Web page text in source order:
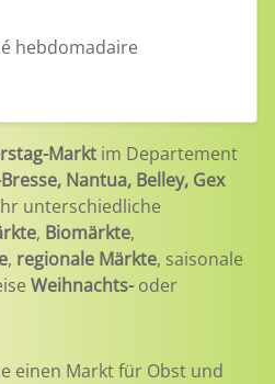
hebdomadaire
Markt im Departement
Nantua, Belley, Gex
unterschiedliche
, Biomärkte,
, regionale Märkte, saisonale
Weihnachts- oder
einen Markt für Obst und